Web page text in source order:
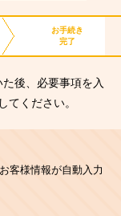
お手続き
完了
後、必要事項を入
てください。
客様情報が自動入力